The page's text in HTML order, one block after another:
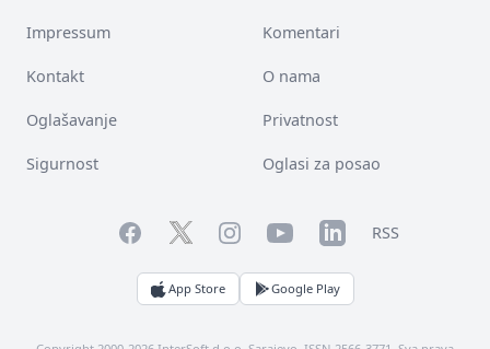
Impressum Komentari
Kontakt O nama
Oglašavanje Privatnost
Sigurnost Oglasi za posao
FacebookTwitterInstagramYouTubeLinkedInRSS
App Store Google Play